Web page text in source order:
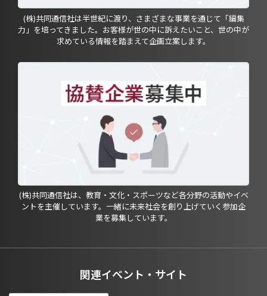
(株)共同通信社は半世紀に渡り、さまざまな事業を通じて「編集
力」を培ってきました。お客様が世の中に訴えたいこと、世の中が
求めている情報を踏まえて企画立案します。
(株)共同通信社は、教育・文化・スポーツなど各分野の活動やイベ
ントを主催しています。一緒に未来社会を創り上げていく参加企
業を募集しています。
関連イベント・サイト